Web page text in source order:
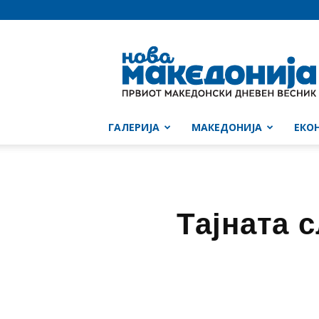
Македонија
ГАЛЕРИЈА МАКЕДОНИЈА
Тајната